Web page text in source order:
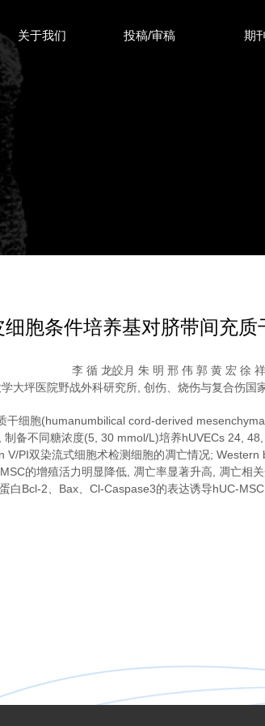
关于我们 投稿/审稿 期刊
胞条件培养基对脐带间充
李 循 龙皎月 朱 明 邢 伟 郭 黄 宏 徐 祥
大坪医院野战外科研究所, 创伤、烧伤与复合伤国
细胞(humanumbilical cord-derived
备不同糖浓度(5, 30 mmol/L)培养hUVECs 24,
PI双染流式细胞术检测细胞的凋亡情况;
的增殖活力明显降低, 凋亡率显著升高, 凋亡相
Bcl-2、Bax、Cl-Caspase3的表达诱导hUC-MSC